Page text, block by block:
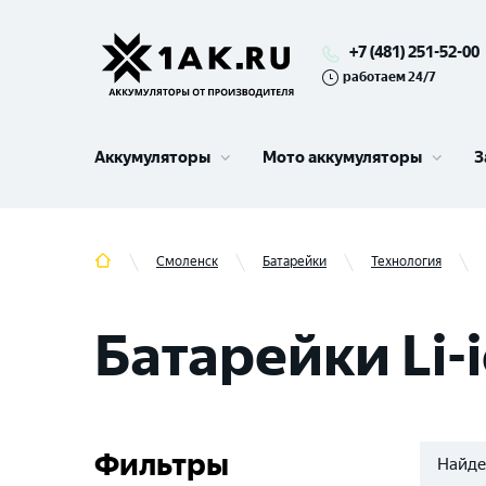
+7 (481) 251-52-00
работаем 24/7
Аккумуляторы Мото аккумуляторы
Смоленск Батарейки Технология
Батарейки
Фильтры